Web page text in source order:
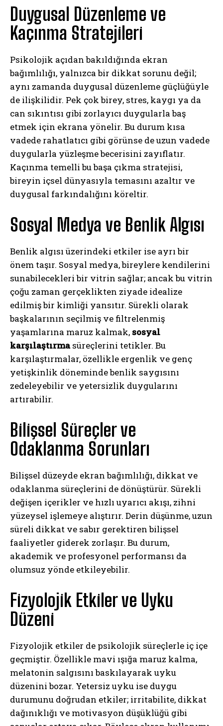
Duygusal Düzenleme ve
Kaçınma Stratejileri
Psikolojik açıdan bakıldığında ekran
bağımlılığı, yalnızca bir dikkat sorunu değil;
aynı zamanda duygusal düzenleme güçlüğüyle
de ilişkilidir. Pek çok birey, stres, kaygı ya da
can sıkıntısı gibi zorlayıcı duygularla baş
etmek için ekrana yönelir. Bu durum kısa
vadede rahatlatıcı gibi görünse de uzun vadede
duygularla yüzleşme becerisini zayıflatır.
Kaçınma temelli bu başa çıkma stratejisi,
bireyin içsel dünyasıyla temasını azaltır ve
duygusal farkındalığını köreltir.
Sosyal Medya ve Benlik Algısı
Benlik algısı üzerindeki etkiler ise ayrı bir
önem taşır. Sosyal medya, bireylere kendilerini
sunabilecekleri bir vitrin sağlar; ancak bu vitrin
çoğu zaman gerçeklikten ziyade idealize
edilmiş bir kimliği yansıtır. Sürekli olarak
başkalarının seçilmiş ve filtrelenmiş
yaşamlarına maruz kalmak, sosyal
karşılaştırmasüreçlerini tetikler. Bu
karşılaştırmalar, özellikle ergenlik ve genç
yetişkinlik döneminde benlik saygısını
zedeleyebilir ve yetersizlik duygularını
artırabilir.
Bilişsel Süreçler ve
Odaklanma Sorunları
Bilişsel düzeyde ekran bağımlılığı, dikkat ve
odaklanma süreçlerini de dönüştürür. Sürekli
değişen içerikler ve hızlı uyarıcı akışı, zihni
yüzeysel işlemeye alıştırır. Derin düşünme, uzun
süreli dikkat ve sabır gerektiren bilişsel
faaliyetler giderek zorlaşır. Bu durum,
akademik ve profesyonel performansı da
olumsuz yönde etkileyebilir.
Fizyolojik Etkiler ve Uyku
Düzeni
Fizyolojik etkiler de psikolojik süreçlerle iç içe
geçmiştir. Özellikle mavi ışığa maruz kalma,
melatonin salgısını baskılayarak uyku
düzenini bozar. Yetersiz uyku ise duygu
durumunu doğrudan etkiler; irritabilite, dikkat
dağınıklığı ve motivasyon düşüklüğü gibi